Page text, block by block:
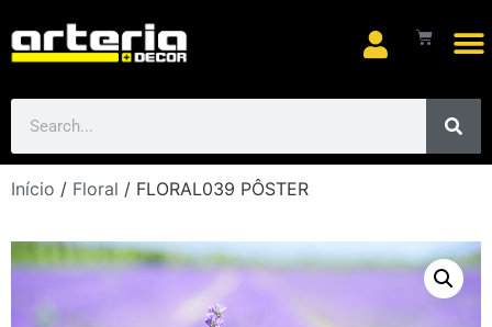
Início / Floral / FLORAL039 PÔSTER